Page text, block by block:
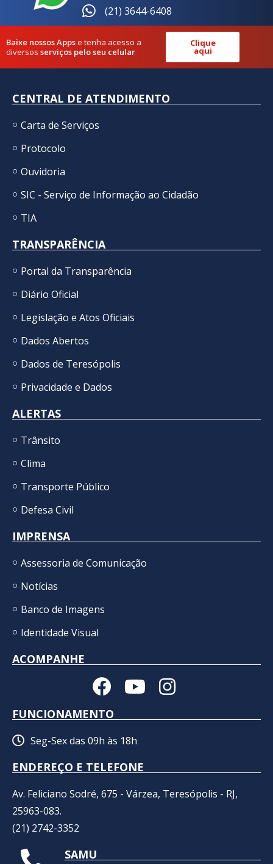
(21) 3644-6408
Baixe nossos Appse tenha acesso a
diversos serviços pelo seu celular
Clique
aqui
CENTRAL DE ATENDIMENTO
Carta de Serviços
Protocolo
Ouvidoria
SIC - Serviço de Informação ao Cidadão
TIA
TRANSPARÊNCIA
Portal da Transparência
Diário Oficial
Legislação e Atos Oficiais
Dados Abertos
Dados de Teresópolis
Privacidade e Dados
ALERTAS
Trânsito
Clima
Transporte Público
Defesa Civil
IMPRENSA
Assessoria de Comunicação
Notícias
Banco de Imagens
Identidade Visual
ACOMPANHE
FUNCIONAMENTO
Seg-Sex das 09h às 18h
ENDEREÇO E TELEFONE
Av. Feliciano Sodré, 675 - Várzea, Teresópolis - RJ,
25963-083.
(21) 2742-3352​
SAMU